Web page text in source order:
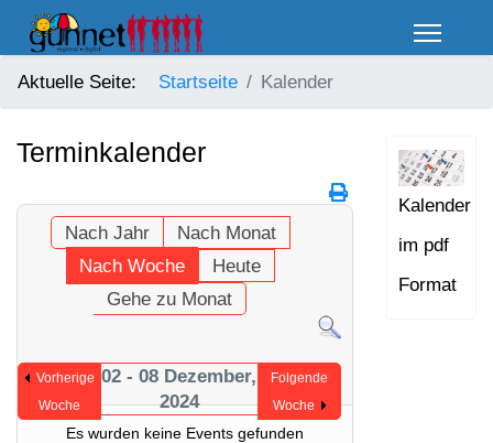
Aktuelle Seite: Startseite Kalender
Terminkalender
Nach Jahr
Nach Monat
Nach Woche
Heute
Gehe zu Monat
Vorherige
Woche
02 - 08 Dezember,
2024
Folgende
Woche
Es wurden keine Events gefunden
Kalender
im pdf
Format